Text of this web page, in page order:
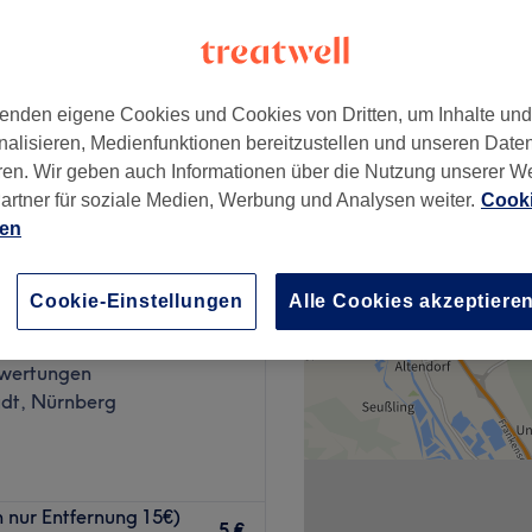
15 €
ist für dich ein Muss?
vorbei. Egal ob eine
Nürnberg
nur Entfernung 15€)
eigene Cookies und Cookies von Dritten, um Inhalte
Medienfunktionen bereitzustellen und unseren
Wir geben auch Informationen über die Nutzung unserer
für soziale Medien, Werbung und Analysen weiter.
Cookie-Einstellungen Alle Cookies akzeptieren